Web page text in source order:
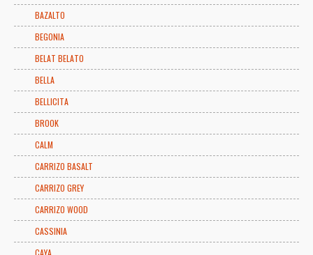
BAZALTO
BEGONIA
BELAT BELATO
BELLA
BELLICITA
BROOK
CALM
CARRIZO BASALT
CARRIZO GREY
CARRIZO WOOD
CASSINIA
CAYA